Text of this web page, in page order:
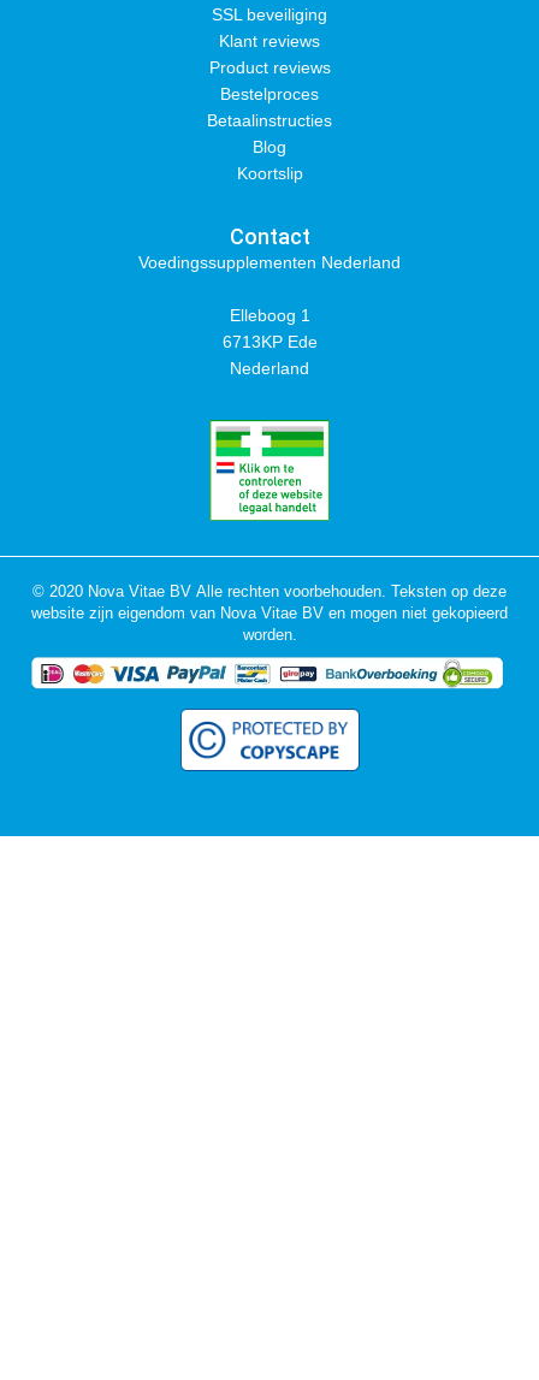
SSL beveiliging
Klant reviews
Product reviews
Bestelproces
Betaalinstructies
Blog
Koortslip
Contact
Voedingssupplementen Nederland
Elleboog 1
6713KP Ede
Nederland
© 2020 Nova Vitae BV Alle rechten voorbehouden. Teksten op deze
website zijn eigendom van Nova Vitae BV en mogen niet gekopieerd
worden.